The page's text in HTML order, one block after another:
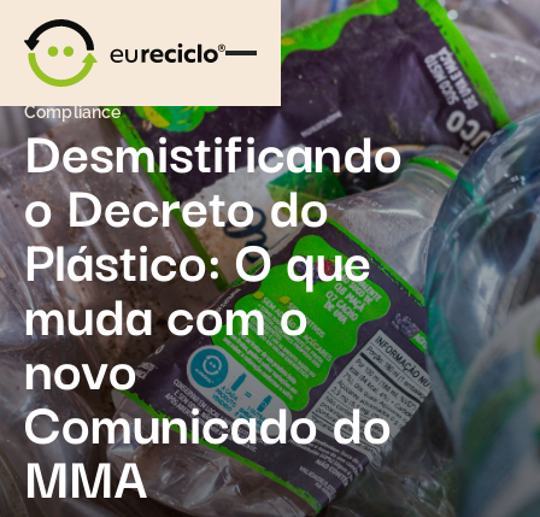
Compliance
Desmistificando
o Decreto do
Plástico: O que
muda com o
novo
Comunicado do
MMA